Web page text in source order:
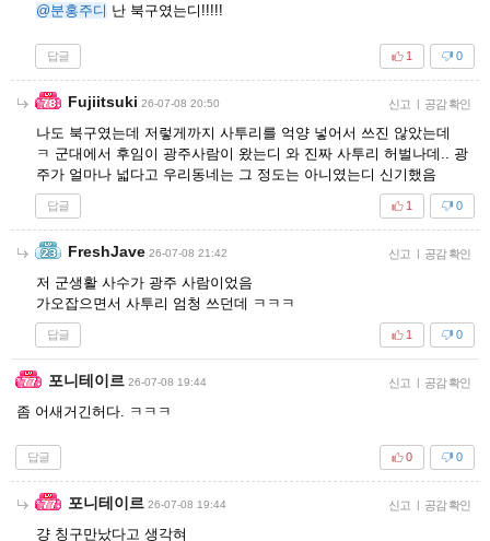
@분홍주디 난 북구였는디!!!!!
답글 0
1
Fujiitsuki 26-07-08 20:50 신고 | 공감 확인
나도 북구였는데 저렇게까지 사투리를 억양 넣어서 쓰진 않았는데
ㅋ 군대에서 후임이 광주사람이 왔는디 와 진짜 사투리 허벌나데.. 광
주가 얼마나 넓다고 우리동네는 그 정도는 아니였는디 신기했음
답글 0
1
FreshJave 26-07-08 21:42 신고 | 공감 확인
저 군생활 사수가 광주 사람이었음
가오잡으면서 사투리 엄청 쓰던데 ㅋㅋㅋ
답글 0
1
포니테이르 26-07-08 19:44 신고 | 공감 확인
좀 어새거긴허다. ㅋㅋㅋ
답글 0
0
포니테이르 26-07-08 19:44 신고 | 공감 확인
걍 칭구만났다고 생각혀